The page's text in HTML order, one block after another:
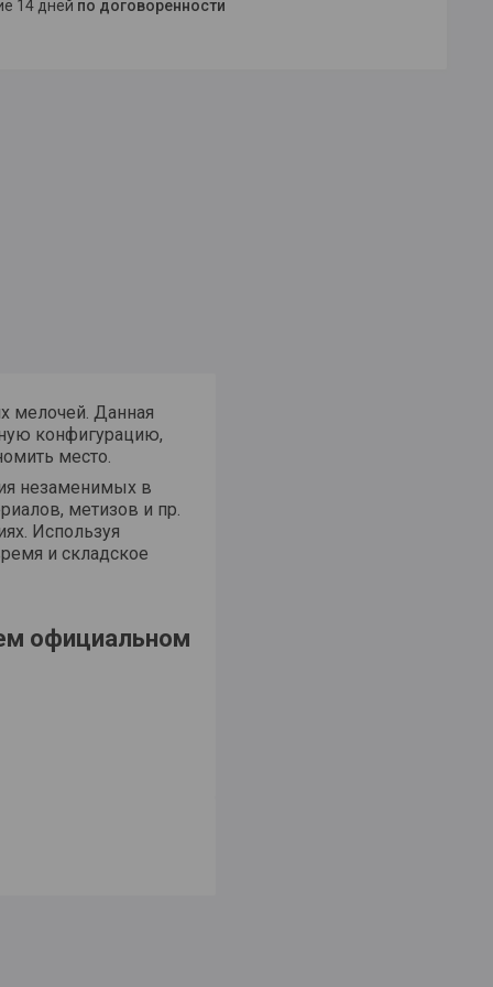
14 дней по договоренности
мелочей. Данная
конфигурацию,
место.
незаменимых в
метизов и пр.
Используя
и складское
официальном